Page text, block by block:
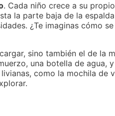
. Cada niño crece a su
la parte baja de la
¿Te imaginas cómo
sino también el de la
una botella de agua,
como la mochila de